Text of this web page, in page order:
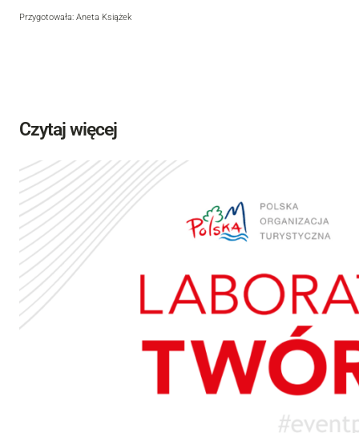
Przygotowała: Aneta Książek
Czytaj więcej